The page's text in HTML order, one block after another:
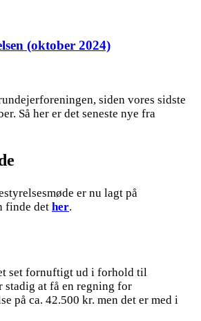
(oktober 2024)
siden vores sidste
Så her er det seneste nye fra
er nu lagt på
finde det her.
set fornuftigt ud i forhold til
stadig at få en regning for
på ca. 42.500 kr. men det er med i